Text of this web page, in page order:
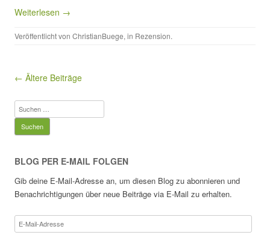
Weiterlesen →
Veröffentlicht von ChristianBuege, in Rezension.
Beitragsnavigation
← Ältere Beiträge
Suchen
nach:
BLOG PER E-MAIL FOLGEN
Gib deine E-Mail-Adresse an, um diesen Blog zu abonnieren und
Benachrichtigungen über neue Beiträge via E-Mail zu erhalten.
E-
Mail-